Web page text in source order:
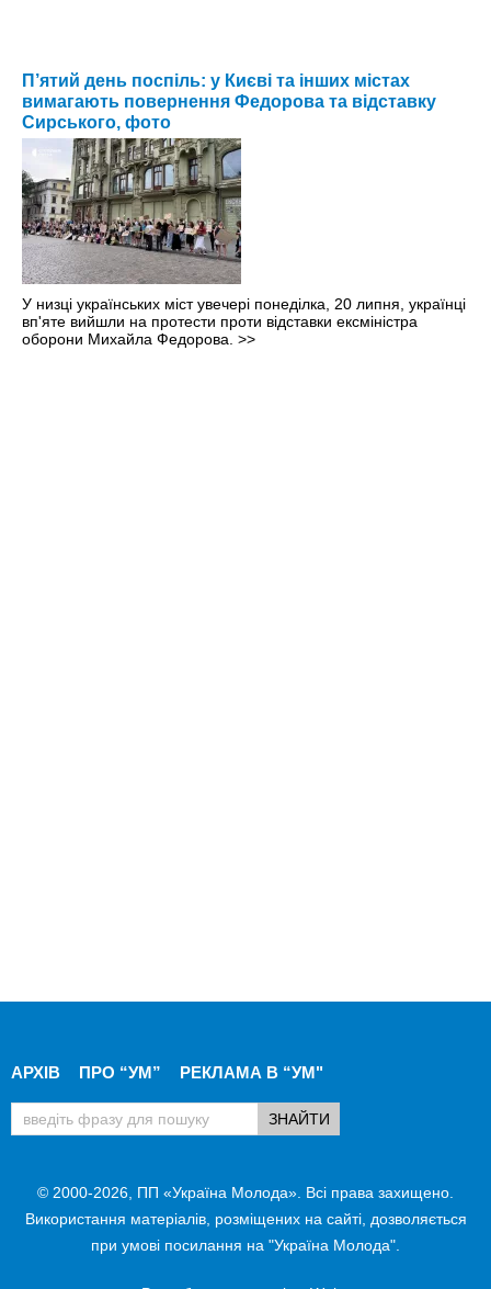
П’ятий день поспіль: у Києві та інших містах
вимагають повернення Федорова та відставку
Сирського, фото
У низці українських міст увечері понеділка, 20 липня, українці
вп'яте вийшли на протести проти відставки ексміністра
оборони Михайла Федорова. >>
АРХІВ ПРО “УМ” РЕКЛАМА В “УМ"
© 2000-2026, ПП «Україна Молода». Всі права захищено.
Використання матеріалів, розміщених на сайті, дозволяється
при умові посилання на "Україна Молода".